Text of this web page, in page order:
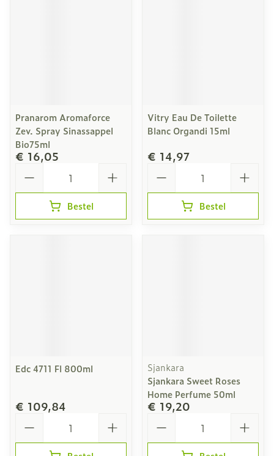
Pranarom Aromaforce
Zev. Spray Sinassappel
Bio75ml
€ 16,05
Bestel
Vitry Eau De Toilette
Blanc Organdi 15ml
€ 14,97
Bestel
Edc 4711 Fl 800ml
€ 109,84
Sjankara
Sjankara Sweet Roses
Home Perfume 50ml
€ 19,20